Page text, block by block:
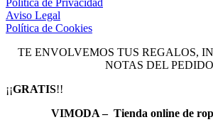
Política de Privacidad
Aviso Legal
Política de Cookies
TE ENVOLVEMOS TUS REGALOS,
NOTAS DEL PEDIDO
¡¡GRATIS!!
VIMODA – Tienda online de